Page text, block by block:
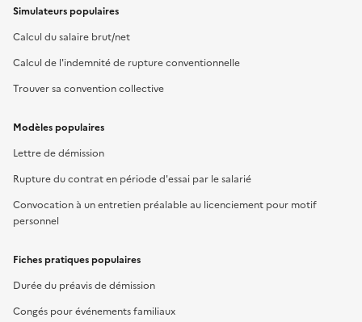
Simulateurs populaires
Calcul du salaire brut/net
Calcul de l'indemnité de rupture conventionnelle
Trouver sa convention collective
Modèles populaires
Lettre de démission
Rupture du contrat en période d'essai par le salarié
Convocation à un entretien préalable au licenciement pour motif
personnel
Fiches pratiques populaires
Durée du préavis de démission
Congés pour événements familiaux